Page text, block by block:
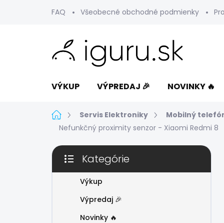
FAQ Všeobecné obchodné podmienky
VÝKUP VÝPREDAJ 🎉 NOVINKY 🔥
DomovServis Elektroniky Mobilný
Nefunkčný proximity senzor - Xiaomi Redmi 8
B
č
Preskočiť
kategórie
Kategórie
Výkup
Výpredaj 🎉
Novinky 🔥